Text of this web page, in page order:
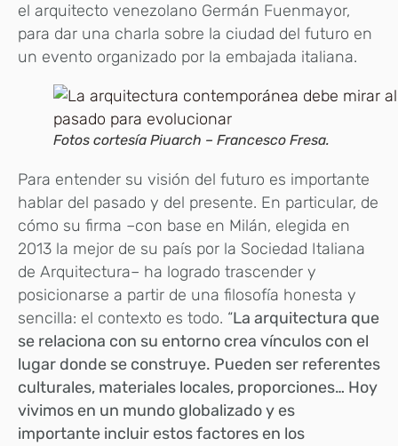
el arquitecto venezolano Germán Fuenmayor,
para dar una charla sobre la ciudad del futuro en
un evento organizado por la embajada italiana.
Fotos cortesía Piuarch – Francesco Fresa.
Para entender su visión del futuro es importante
hablar del pasado y del presente. En particular, de
cómo su firma –con base en Milán, elegida en
2013 la mejor de su país por la Sociedad Italiana
de Arquitectura– ha logrado trascender y
posicionarse a partir de una filosofía honesta y
sencilla: el contexto es todo. “La arquitectura que
se relaciona con su entorno crea vínculos con el
lugar donde se construye. Pueden ser referentes
culturales, materiales locales, proporciones… Hoy
vivimos en un mundo globalizado y es
importante incluir estos factores en los